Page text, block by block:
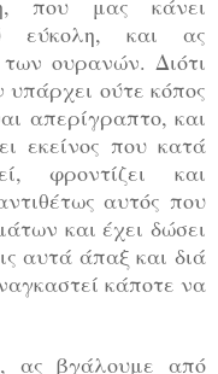
εύκολη, και ας
ουρανών. Διότι
ούτε κόπος
απερίγραπτο, και
εκείνος που κατά
φροντίζει και
αυτός που
και έχει δώσει
αυτά άπαξ και διά
κάποτε να
ας βγάλουμε από